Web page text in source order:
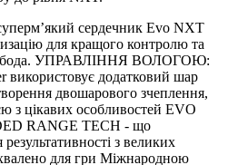
сердечник Evo NXT
для кращого контролю та
обода. УПРАВЛІННЯ ВОЛОГОЮ:
використовує додатковий шар
двошарового зчеплення,
з цікавих особливостей EVO
RANGE TECH - що
з великих
для гри Міжнародною